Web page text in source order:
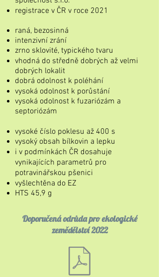
registrace v ČR v roce 2021
raná, bezosinná
intenzivní zrání
zrno sklovité, typického tvaru
vhodná do středně dobrých až velmi
dobrých lokalit
dobrá odolnost k poléhání
vysoká odolnost k porůstání
vysoká odolnost k fuzariózám a
septoriózám
vysoké číslo poklesu až 400 s
vysoký obsah bílkovin a lepku
i v podmínkách ČR dosahuje
vynikajících parametrů pro
potravinářskou pšenici
vyšlechtěna do EZ
HTS 45,9 g
Doporučená odrůda pro ekologické
zemědělství 2022